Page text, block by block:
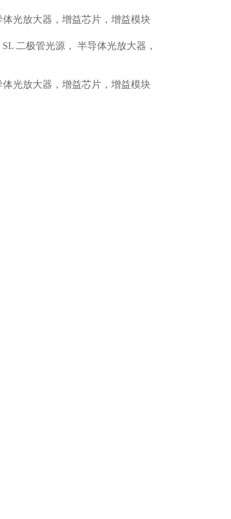
光放大器，增益芯片，增益模块
二极管光源， 半导体光放大器，
光放大器，增益芯片，增益模块